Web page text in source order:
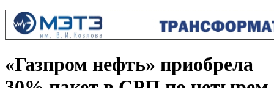
«Газпром нефть» приобрела